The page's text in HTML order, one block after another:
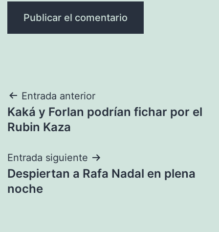
Navegación
de
Entrada anterior
Kaká y Forlan podrían fichar por el
Rubin Kaza
Entrada siguiente
Despiertan a Rafa Nadal en plena
noche